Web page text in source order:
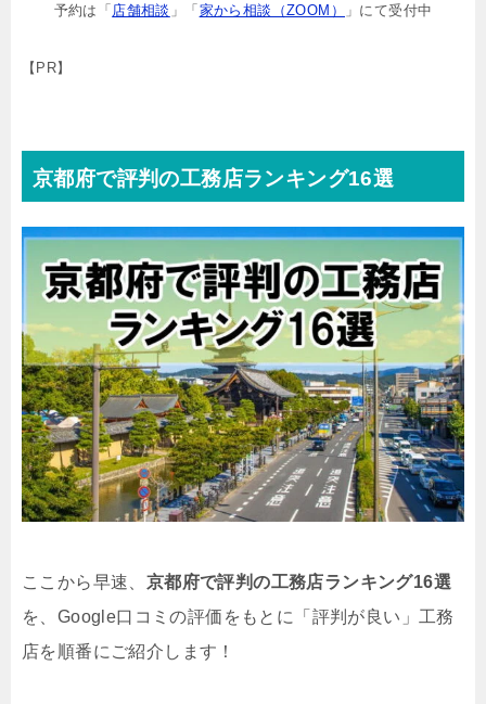
予約は「 店舗相談 」「 家から相談（ZOOM） 」にて受付中
【PR】
京都府で評判の工務店ランキング16選
ここから早速、 京都府で評判の工務店ランキング16選
を、Google口コミの評価をもとに「評判が良い」工務
店を順番にご紹介します！